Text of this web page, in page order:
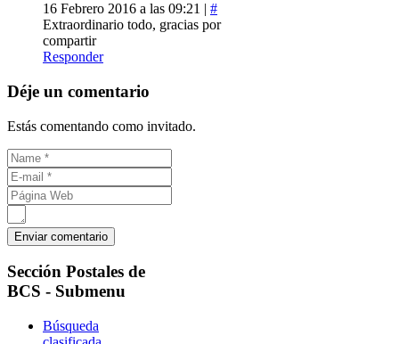
16 Febrero 2016 a las 09:21 | #
Extraordinario todo, gracias por
compartir
Responder
Déje un comentario
Estás comentando como invitado.
Sección Postales de
BCS - Submenu
Búsqueda